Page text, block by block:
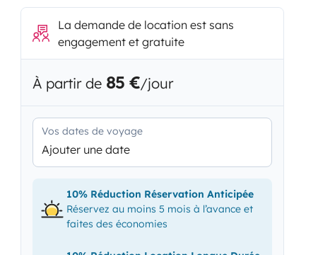
La demande de location est sans
engagement et gratuite
À partir de 85 €/jour
Vos dates de voyage
Ajouter une date
10% Réduction Réservation Anticipée
Réservez au moins 5 mois à l’avance et
faites des économies